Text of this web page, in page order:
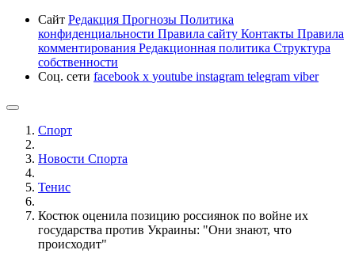
Сайт Редакция Прогнозы Политика
конфиденциальности Правила сайту Контакты Правила
комментирования Редакционная политика Структура
собственности
Соц. сети facebook x youtube instagram telegram viber
Спорт
Новости Cпорта
Тенис
Костюк оценила позицию россиянок по войне их
государства против Украины: "Они знают, что
происходит"